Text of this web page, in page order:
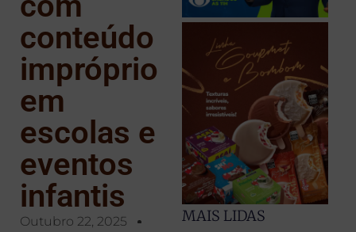
conteúdo
impróprio
em
escolas e
eventos
infantis
Outubro 22, 2025
MAIS LIDAS